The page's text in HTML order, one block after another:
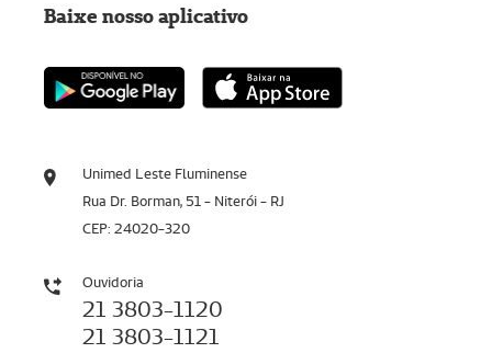
Unimed Leste Fluminense
Rua Dr. Borman, 51 - Niterói - RJ
CEP: 24020-320
Ouvidoria
21 3803-1120
21 3803-1121
Baixe nosso aplicativo